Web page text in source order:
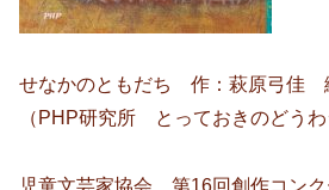
せなかのともだち 作：萩原弓佳
（PHP研究所 とっておきのどうわ
児童文芸家協会 第16回創作コン